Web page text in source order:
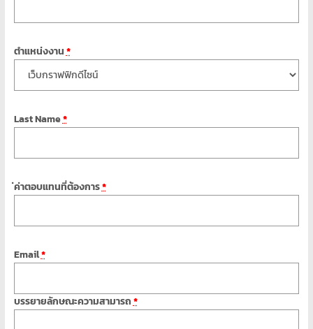
อบรม
สอน
พิเศษ
คอมพิวเตอร์
ทำ
บริการ
ทำ
จด
คอมพิวเตอร์
ตำแหน่งงาน*
Last Name*
่ค่าตอบแทนที่ต้องการ*
Email*
บรรยายลักษณะความสามารถ*